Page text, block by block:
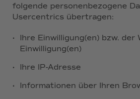
folgende personenbezogene
Usercentrics übertragen:
·
Ihre Einwilligung(en) bzw. der
Einwilligung(en)
· Ihre IP-Adresse
· Informationen über Ihren